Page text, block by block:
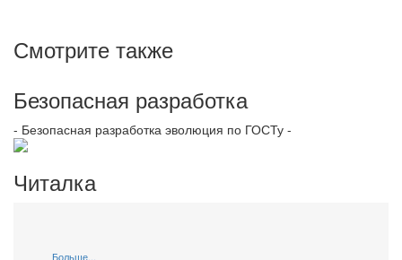
Смотрите также
Безопасная разработка
- Безопасная разработка эволюция по ГОСТу -
Читалка
Больше...